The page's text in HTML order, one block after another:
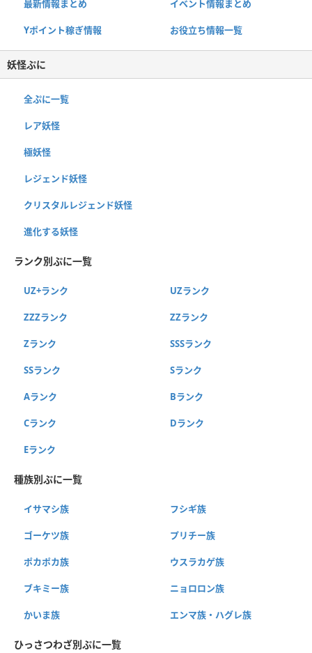
最新情報まとめ イベント情報まとめ
Yポイント稼ぎ情報 お役立ち情報一覧
妖怪ぷに
全ぷに一覧
レア妖怪
極妖怪
レジェンド妖怪
クリスタルレジェンド妖怪
進化する妖怪
ランク別ぷに一覧
UZ+ランク UZランク
ZZZランク ZZランク
Zランク SSSランク
SSランク Sランク
Aランク Bランク
Cランク Dランク
Eランク
種族別ぷに一覧
イサマシ族 フシギ族
ゴーケツ族 プリチー族
ポカポカ族 ウスラカゲ族
ブキミー族 ニョロロン族
かいま族 エンマ族・ハグレ族
ひっさつわざ別ぷに一覧